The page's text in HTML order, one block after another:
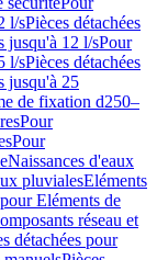
l/sPièces détachées
jusqu'à 12 l/sPour
l/sPièces détachées
jusqu'à 25
de fixation d250–
Pour
Pour
Naissances d'eaux
pluvialesEléments
Eléments de
réseau et
détachées pour